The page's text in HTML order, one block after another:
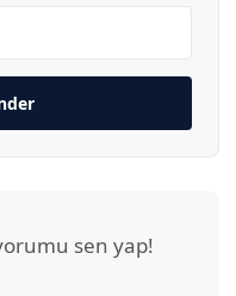
sen yap!